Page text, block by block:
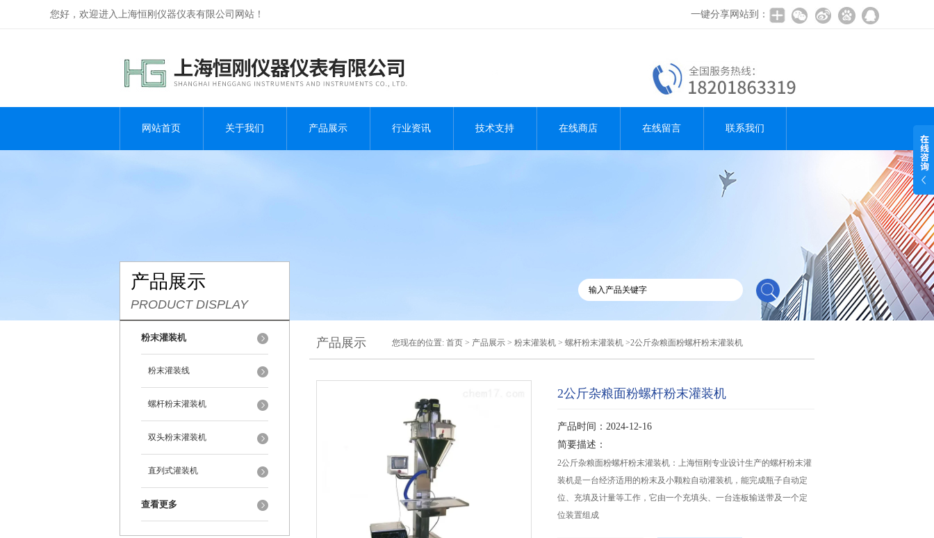
您好，欢迎进入上海恒刚仪器仪表有限公司网站！ 一键分享网站到：
网站首页 关于我们 产品展示 行业资讯 技术支持 在线商店 在线留言 联系我们
产品展示
PRODUCT DISPLAY
粉末灌装机
粉末灌装线
螺杆粉末灌装机
双头粉末灌装机
直列式灌装机
查看更多
产品展示 您现在的位置: 首页 > 产品展示 > 粉末灌装机 > 螺杆粉末灌装机 >2公斤杂粮面粉螺杆粉末灌装机
2公斤杂粮面粉螺杆粉末灌装机
产品时间：2024-12-16
简要描述：
2公斤杂粮面粉螺杆粉末灌装机：上海恒刚专业设计生产的螺杆粉末灌
装机是一台经济适用的粉末及小颗粒自动灌装机，能完成瓶子自动定
位、充填及计量等工作，它由一个充填头、一台连板输送带及一个定
位装置组成